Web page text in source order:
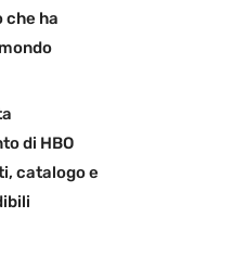
ha
di HBO
catalogo e